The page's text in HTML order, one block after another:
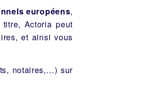
européens,
Actoria peut
et ainsi vous
notaires,…) sur